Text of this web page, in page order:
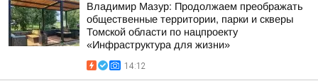
Владимир Мазур: Продолжаем преображать
общественные территории, парки и скверы
Томской области по нацпроекту
«Инфраструктура для жизни»
14:12